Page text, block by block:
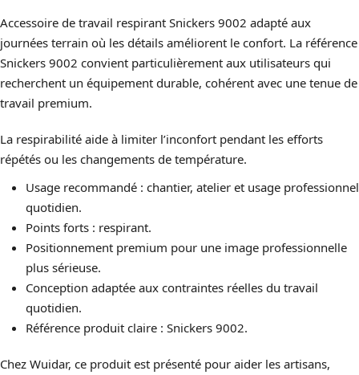
Accessoire de travail respirant Snickers 9002 adapté aux
journées terrain où les détails améliorent le confort. La référence
Snickers 9002 convient particulièrement aux utilisateurs qui
recherchent un équipement durable, cohérent avec une tenue de
travail premium.
La respirabilité aide à limiter l’inconfort pendant les efforts
répétés ou les changements de température.
Usage recommandé : chantier, atelier et usage professionnel
quotidien.
Points forts : respirant.
Positionnement premium pour une image professionnelle
plus sérieuse.
Conception adaptée aux contraintes réelles du travail
quotidien.
Référence produit claire : Snickers 9002.
Chez Wuidar, ce produit est présenté pour aider les artisans,